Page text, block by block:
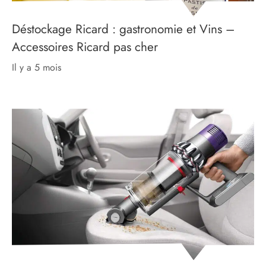
Déstockage Ricard : gastronomie et Vins –
Accessoires Ricard pas cher
il y a 5 mois